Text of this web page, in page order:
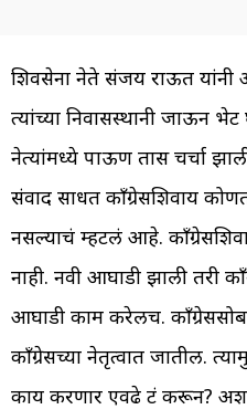
शिवसेना नेते संजय राऊत यांनी
त्यांच्या निवासस्थानी जाऊन भेट
नेत्यांमध्ये पाऊण तास चर्चा
संवाद साधत काँग्रेसशिवाय
नसल्याचं म्हटलं आहे.
नाही. नवी आघाडी झाली तरी
आघाडी काम करेलच.
काँग्रेसच्या नेतृत्वात जातील.
काय करणार एवढे फ्रंट करून?